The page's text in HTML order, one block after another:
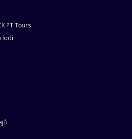
PT Tours
lodí